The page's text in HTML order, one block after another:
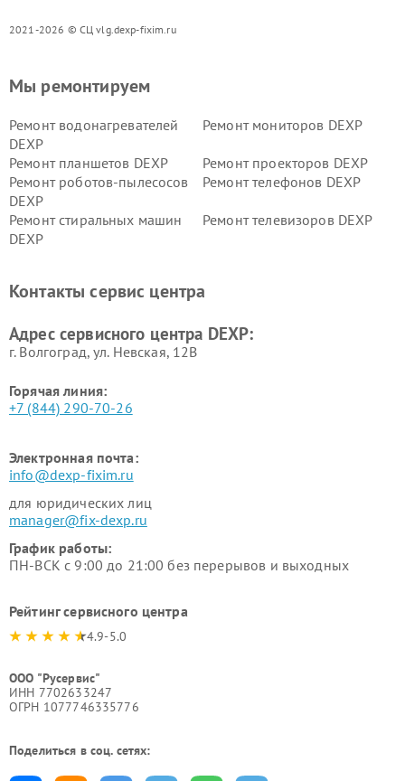
2021-2026 © СЦ vlg.dexp-fixim.ru
Мы ремонтируем
Ремонт водонагревателей
DEXP
Ремонт мониторов DEXP
Ремонт планшетов DEXP
Ремонт проекторов DEXP
Ремонт роботов-пылесосов
DEXP
Ремонт телефонов DEXP
Ремонт стиральных машин
DEXP
Ремонт телевизоров DEXP
Ремонт серверов DEXP
Ремонт мини пк DEXP
Контакты сервис центра
Адрес сервисного центра DEXP:
г. Волгоград, ул. Невская, 12В
Горячая линия:
+7 (844) 290-70-26
Электронная почта:
info@dexp-fixim.ru
для юридических лиц
manager@fix-dexp.ru
График работы:
ПН-ВСК с 9:00 до 21:00 без перерывов и выходных
Рейтинг сервисного центра
4.9-5.0
ООО "Русервис"
ИНН 7702633247
ОГРН 1077746335776
Поделиться в соц. сетях: